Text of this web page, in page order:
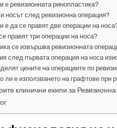
е ревизионната ринопластика?
носът след ревизионна операция?
е да се правят две операции на
правят три операции на носа?
се извършва ревизионната
след първата операция на носа
цените на операциите по
ли е използването на графтове при
клинични екипи за